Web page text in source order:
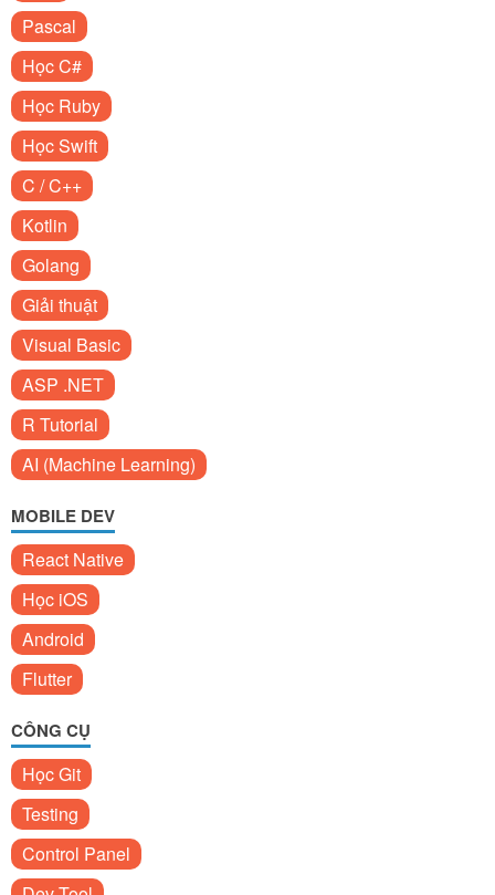
Pascal
Học C#
Học Ruby
Học Swift
C / C++
Kotlin
Golang
Giải thuật
Visual Basic
ASP .NET
R Tutorial
AI (Machine Learning)
MOBILE DEV
React Native
Học iOS
Android
Flutter
CÔNG CỤ
Học Git
Testing
Control Panel